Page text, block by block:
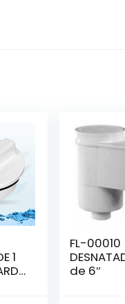
1
FL-00010
de 6″